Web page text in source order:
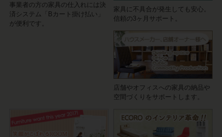
事業者の方の家具の仕入れには決
済システム「Bカート掛け払い」
が便利です。
家具に不具合が発生しても安心。
信頼の3ヶ月サポート。
店舗やオフィスへの家具の納品や
空間づくりをサポートします。